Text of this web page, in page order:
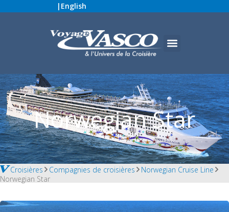
| English
Norwegian Star
Croisières Compagnies de croisières
Norwegian Cruise Line
Norwegian Star